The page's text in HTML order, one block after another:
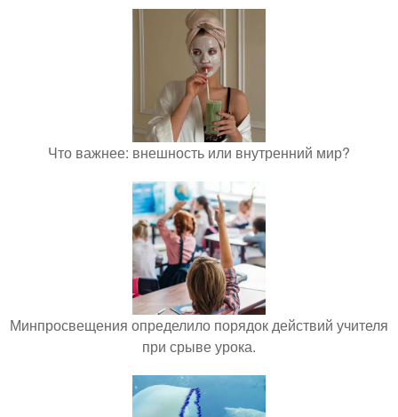
Что важнее: внешность или внутренний мир?
Минпросвещения определило порядок действий учителя
при срыве урока.